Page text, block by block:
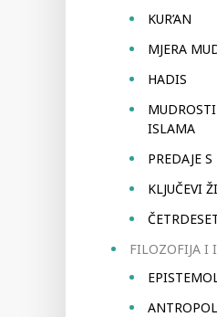
KUR’AN
MJERA
HADIS
MUDROSTI
ISLAMA
PREDAJE
KLJUČEVI
FILOZOFIJA I